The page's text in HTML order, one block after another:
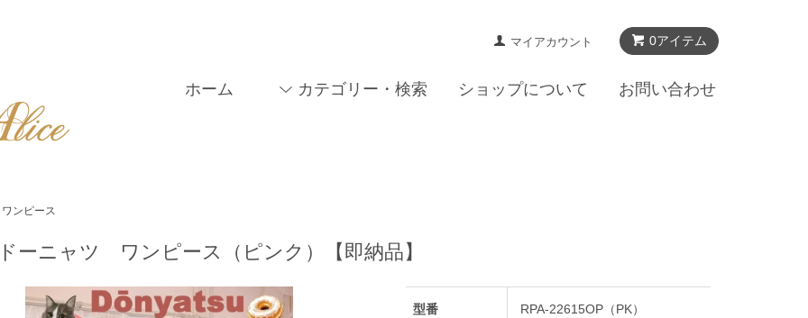
0アイテム
マイアカウント
ホーム カテゴリー・検索 ショップについて お問い合わせ
ワンピース
ーニャツ ワンピース（ピンク）【即納品】
型番 RPA-22615OP（PK）